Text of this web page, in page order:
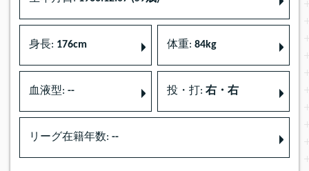
身長: 176cm 体重: 84kg
血液型: -- 投・打: 右・右
リーグ在籍年数: --